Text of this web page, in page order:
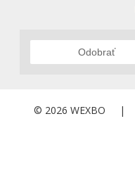
Odobrať
© 2026 WEXBO |